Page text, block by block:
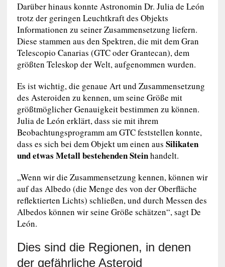
Darüber hinaus konnte Astronomin Dr. Julia de León
trotz der geringen Leuchtkraft des Objekts
Informationen zu seiner Zusammensetzung liefern.
Diese stammen aus den Spektren, die mit dem Gran
Telescopio Canarias (GTC oder Grantecan), dem
größten Teleskop der Welt, aufgenommen wurden.
Es ist wichtig, die genaue Art und Zusammensetzung
des Asteroiden zu kennen, um seine Größe mit
größtmöglicher Genauigkeit bestimmen zu können.
Julia de León erklärt, dass sie mit ihrem
Beobachtungsprogramm am GTC feststellen konnte,
dass es sich bei dem Objekt um einen aus Silikaten
und etwas Metall bestehenden Steinhandelt.
„Wenn wir die Zusammensetzung kennen, können wir
auf das Albedo (die Menge des von der Oberfläche
reflektierten Lichts) schließen, und durch Messen des
Albedos können wir seine Größe schätzen“, sagt De
León.
Dies sind die Regionen, in denen
der gefährliche Asteroid